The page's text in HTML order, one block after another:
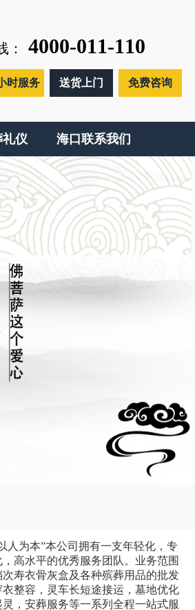
： 4000-011-110
时服务 送货上门 免费咨询
礼仪 海口联系我们
人为本”本公司拥有一支年轻化，专
高水平的优秀服务团队。业务范围
寿衣骨灰盒及各种殡葬用品的批发
整容，灵车长短途接运，墓地优化
，安葬服务等一系列全程一站式服